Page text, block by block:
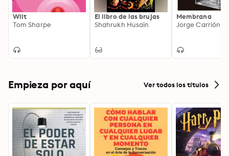
Wilt
Tom Sharpe
El libro de las brujas
Shahrukh Husain
Membrana
Jorge Carrión
Empieza por aquí Ver todos los títulos